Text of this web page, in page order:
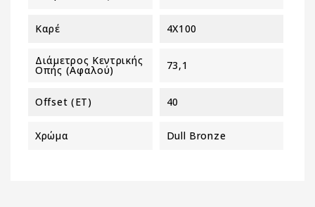
Καρέ 4X100
Διάμετρος Κεντρικής
Οπής (αφαλού) 73,1
Offset (ET) 40
Χρώμα Dull Bronze